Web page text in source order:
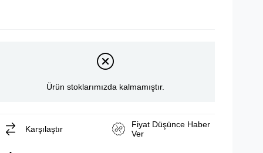
Ürün stoklarımızda kalmamıştır.
Karşılaştır
Fiyat Düşünce Haber
Ver